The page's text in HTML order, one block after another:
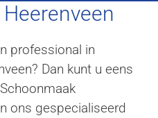
professional in
Dan kunt u eens
ons gespecialiseerd